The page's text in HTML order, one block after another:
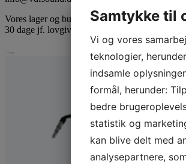
Vores lager og butik er videoovervåget og
30 dage jf. lovgivning.
Samtykke til
Vi og vores
teknologier,
indsamle
formål, herunder:
bedre
statistik og
kan blive delt med
analysepartnere,